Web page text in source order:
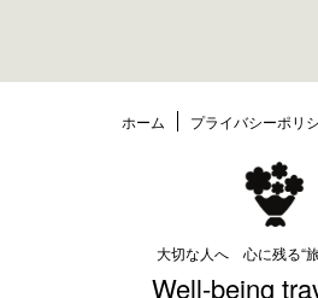
ホーム プライバシーポリ
大切な人へ 心に残る“
Well-being